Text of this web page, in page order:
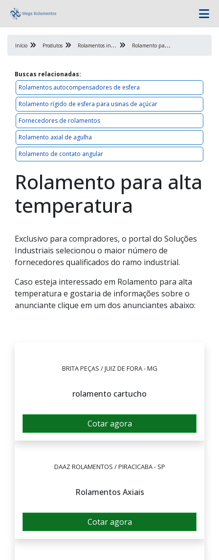
Início Produtos R
olamentos industriais R
olamento para alta temperatura
Buscas relacionadas:
Rolamentos autocompensadores de esfera
Rolamento rígido de esfera para usinas de açúcar
Fornecedores de rolamentos
Rolamento axial de agulha
Rolamento de contato angular
Rolamento para alta
temperatura
Exclusivo para compradores, o portal do Soluções
Industriais selecionou o maior número de
fornecedores qualificados do ramo industrial.
Caso esteja interessado em Rolamento para alta
temperatura e gostaria de informações sobre o
anunciante clique em um dos anunciantes abaixo:
BRITA PEÇAS / JUIZ DE FORA - MG
rolamento cartucho
Cotar agora
DAAZ ROLAMENTOS / PIRACICABA - SP
Rolamentos Axiais
Cotar agora